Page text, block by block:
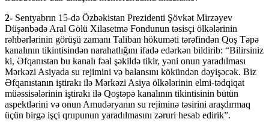
2- Sentyabrın 15-də Özbəkistan Prezidenti Şövkət Mirzəyev
Düşənbədə Aral Gölü Xilasetmə Fondunun təsisçi ölkələrinin
rəhbərlərinin görüşü zamanı Taliban hökuməti tərəfindən Qoş Təpə
kanalının tikintisindən narahatlığını ifadə edərkən bildirib: “Bilirsiniz
ki, Əfqanıstan bu kanalı fəal şəkildə tikir, yəni onun yaradılması
Mərkəzi Asiyada su rejimini və balansını kökündən dəyişəcək. Biz
Əfqanıstanın iştirakı ilə Mərkəzi Asiya ölkələrinin elmi-tədqiqat
müəssisələrinin iştirakı ilə Qoştəpə kanalının tikintisinin bütün
aspektlərini və onun Amudəryanın su rejiminə təsirini araşdırmaq
üçün birgə işçi qrupunun yaradılmasını zəruri hesab edirik”.